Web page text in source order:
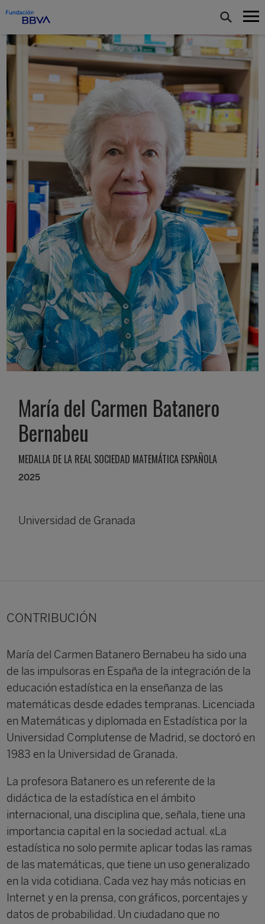
María del Carmen Batanero
Bernabeu
MEDALLA DE LA REAL SOCIEDAD MATEMÁTICA ESPAÑOLA
2025
Universidad de Granada
CONTRIBUCIÓN
María del Carmen Batanero Bernabeu ha sido una
de las impulsoras en España de la integración de la
educación estadística en la enseñanza de las
matemáticas desde edades tempranas. Licenciada
en Matemáticas y diplomada en Estadística por la
Universidad Complutense de Madrid, se doctoró en
1983 en la Universidad de Granada.
La profesora Batanero es un referente de la
didáctica de la estadística en el ámbito
internacional, una disciplina que, señala, tiene una
importancia capital en la sociedad actual. «La
estadística no solo permite aplicar todas las ramas
de las matemáticas, que tiene un uso generalizado
en la vida cotidiana. Cada vez hay más noticias en
Internet y en la prensa, con gráficos, porcentajes y
datos de probabilidad. Un ciudadano que no